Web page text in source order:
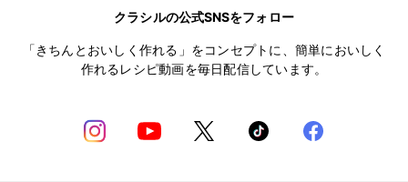
クラシルの公式SNSをフォロー
「きちんとおいしく作れる」をコンセプトに、簡単においしく
作れるレシピ動画を毎日配信しています。